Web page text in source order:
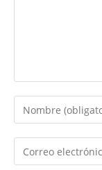
Introduce
tu
nombre
Introduce
tu